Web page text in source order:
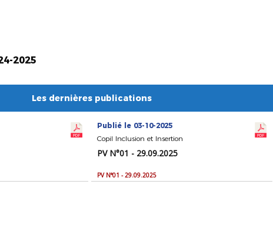
2025
Les dernières publications
Publié le 03-10-2025
Copil Inclusion et Insertion
PV N°01 - 29.09.2025
PV N°01 - 29.09.2025